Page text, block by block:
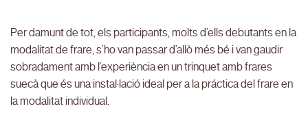
Per damunt de tot, els participants, molts d’ells debutants en la
modalitat de frare, s’ho van passar d’allò més bé i van gaudir
sobradament amb l’experiència en un trinquet amb frares
suecà que és una instal·lació ideal per a la práctica del frare en
la modalitat individual.